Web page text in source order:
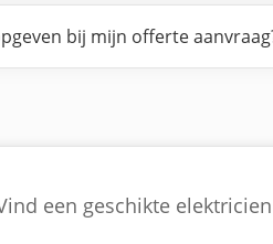
bij mijn offerte
een geschikte